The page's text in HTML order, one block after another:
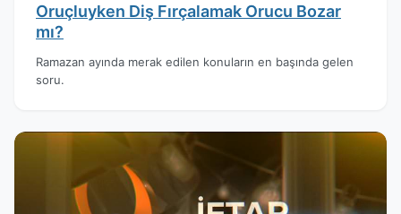
Oruçluyken Diş Fırçalamak Orucu Bozar
mı?
Ramazan ayında merak edilen konuların en başında gelen
soru.